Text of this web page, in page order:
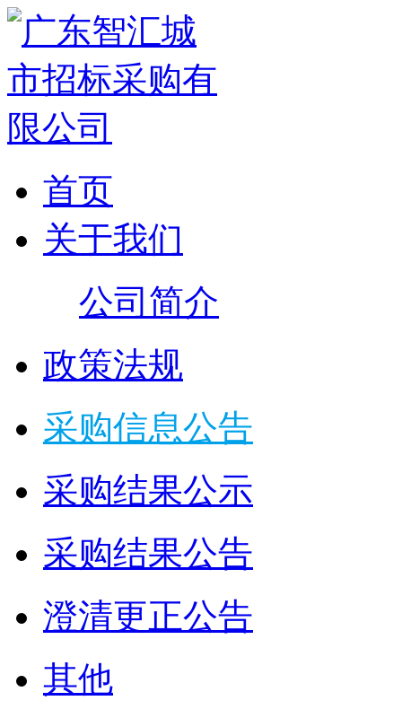
首页
关于我们
公司简介
政策法规
采购信息公告
采购结果公示
采购结果公告
澄清更正公告
其他